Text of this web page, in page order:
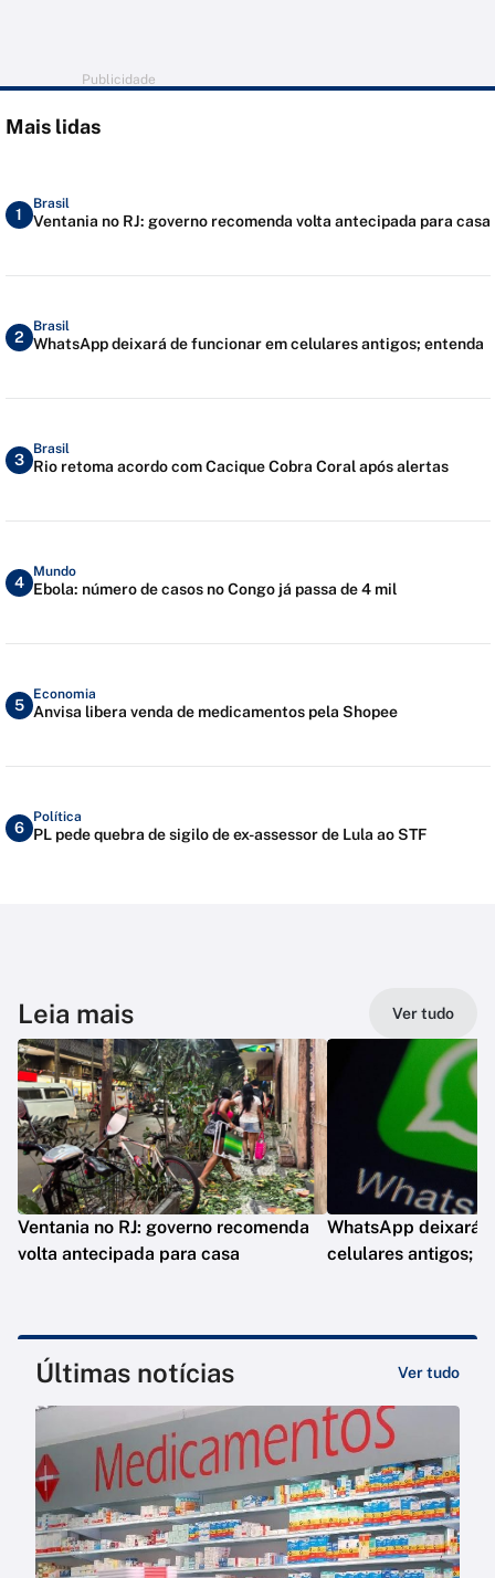
Publicidade
Mais lidas
1
Brasil
Ventania no RJ: governo recomenda volta antecipada para casa
2
Brasil
WhatsApp deixará de funcionar em celulares antigos; entenda
3
Brasil
Rio retoma acordo com Cacique Cobra Coral após alertas
4
Mundo
Ebola: número de casos no Congo já passa de 4 mil
5
Economia
Anvisa libera venda de medicamentos pela Shopee
6
Política
PL pede quebra de sigilo de ex-assessor de Lula ao STF
Leia mais Ver tudo
Ventania no RJ: governo recomenda
volta antecipada para casa
WhatsApp deixará
celulares antigos;
Últimas notícias Ver tudo